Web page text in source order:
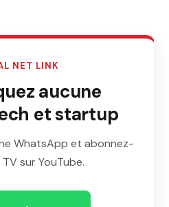
NET LINK
aucune
et startup
WhatsApp et abonnez-
sur YouTube.